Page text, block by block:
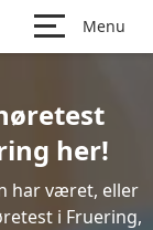
Menu
her!
har været, eller
i Fruering,